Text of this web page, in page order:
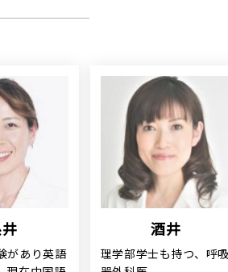
があり英語
酒井
理学部学士も持つ、呼吸